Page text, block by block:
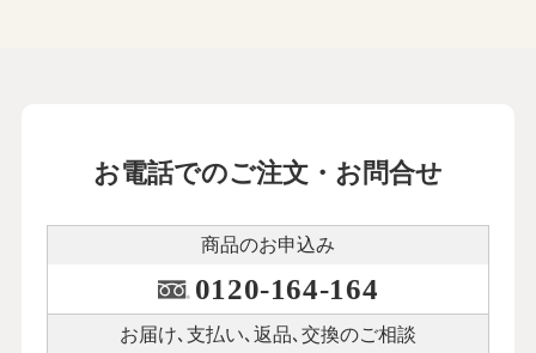
お電話でのご注文・お問合せ
商品のお申込み
0120-164-164
お届け､支払い､ 返品､交換のご相談